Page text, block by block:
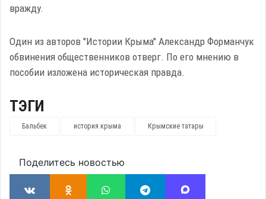
вражду.
Один из авторов "Истории Крыма" Александр Форманчук
обвинения общественников отверг. По его мнению в
пособии изложена историческая правда.
ТЭГИ
Бальбек история крыма Крымские татары
Поделитесь новостью